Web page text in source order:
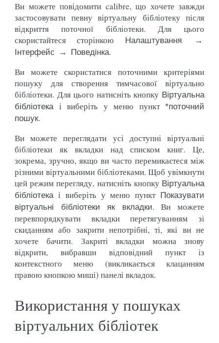
Ви можете повідомити calibre, що хочете завжди
застосовувати певну віртуальну бібліотеку після
відкриття поточної бібліотеки. Для цього
скористайтеся сторінкою
Налаштування →
Інтерфейс → Поведінка.
Ви можете скористатися поточними критеріями
пошуку для створення тимчасової віртуально
бібліотеки. Для цього натисніть кнопку Віртуальна
бібліотекаі виберіть у меню пункт *поточний
пошук.
Ви можете переглядати усі доступні віртуальні
бібліотеки як вкладки над списком книг. Це,
зокрема, зручно, якщо ви часто перемикаєтеся між
різними віртуальними бібліотеками. Щоб увімкнути
цей режим перегляду, натисніть кнопку Віртуальна
бібліотекаі виберіть у меню пункт
Показувати
віртуальні бібліотеки як вкладки. Ви можете
перевпорядкувати вкладки перетягуванням зі
скиданням або закрити непотрібні, ті, які ви не
хочете бачити. Закриті вкладки можна знову
відкрити, вибравши відповідний пункт із
контекстного меню (викликається клацанням
правою кнопкою миші) панелі вкладок.
Використання у пошуках
віртуальних бібліотек